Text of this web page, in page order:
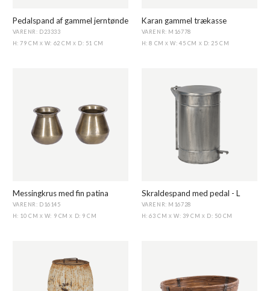
Pedalspand af gammel jerntønde
VARENR: D23333
H: 79 CM X W: 62 CM X D: 51 CM
Karan gammel trækasse
VARENR: M16778
H: 8 CMX W: 45 CM X D: 25 CM
Messingkrus med fin patina
VARENR: D16145
H: 10 CM X W: 9 CMX D: 9 CM
Skraldespand med pedal - L
VARENR: M16728
H: 63 CM X W: 39 CMX D: 50 CM